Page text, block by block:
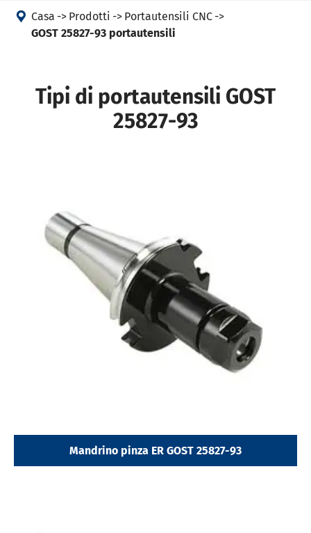
 Casa Prodotti
Portautensili CNC
GOST 25827-93 portautensili
Tipi di portautensili GOST
25827-93
Mandrino pinza ER GOST 25827-93